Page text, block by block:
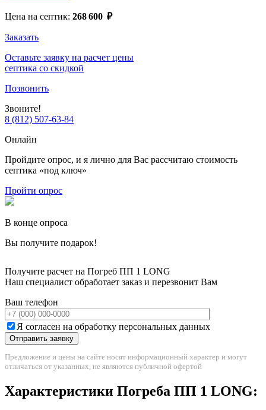
Цена на септик: 268 600 ₽
Заказать
Оставьте заявку на расчет цены
септика со скидкой
Позвонить
Звоните!
8 (812) 507-63-84
Онлайн
Пройдите опрос, и я лично для Вас рассчитаю стоимость
септика «под ключ»
Пройти опрос
В конце опроса
Вы получите подарок!
Получите расчет на Погреб ПП 1 LONG
Наш специалист обработает заказ и перезвонит Вам
Ваш телефон
Я согласен на обработку персональных данных
Предложение и цены на сайте носят информационный характер и могут
отличаться от указанных, не являются публичной офертой
Характеристики Погреба ПП 1 LONG: